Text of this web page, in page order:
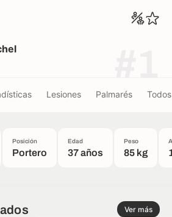
Lesiones Palmarés
Posición
Portero
Edad
37 años
Peso
85 kg
Ver más